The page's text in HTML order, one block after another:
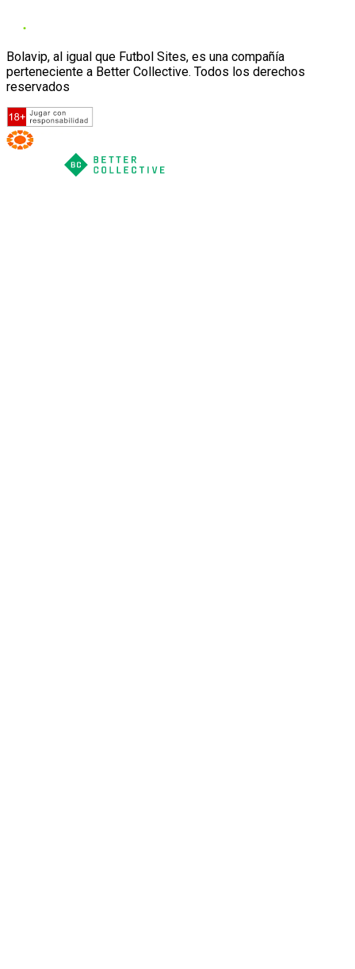
Bolavip, al igual que Futbol Sites, es una compañía
perteneciente a Better Collective. Todos los derechos
reservados